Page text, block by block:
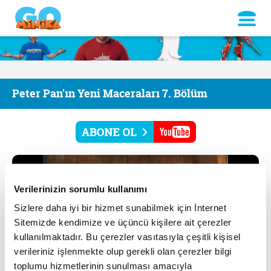
Verilerinizin sorumlu kullanımı
Sizlere daha iyi bir hizmet sunabilmek için İnternet
Sitemizde kendimize ve üçüncü kişilere ait çerezler
kullanılmaktadır. Bu çerezler vasıtasıyla çeşitli kişisel
verileriniz işlenmekte olup gerekli olan çerezler bilgi
toplumu hizmetlerinin sunulması amacıyla
Peter Pan'ın Yeni Maceraları 7. Bölüm